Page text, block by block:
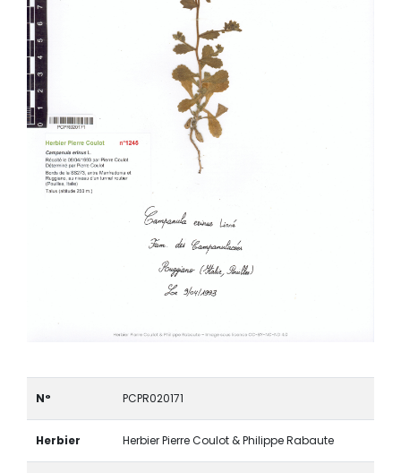
N° PCPR020171
Herbier Herbier Pierre Coulot & Philippe Rabaute